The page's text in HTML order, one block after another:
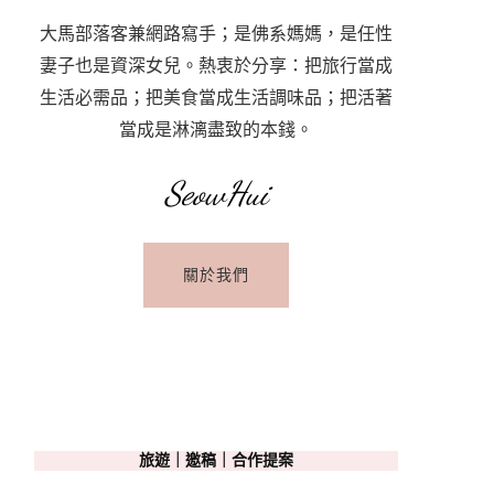
大馬部落客兼網路寫手；是佛系媽媽，是任性
妻子也是資深女兒。熱衷於分享：把旅行當成
生活必需品；把美食當成生活調味品；把活著
當成是淋漓盡致的本錢。
SeowHui
關於我們
旅遊｜邀稿｜合作提案